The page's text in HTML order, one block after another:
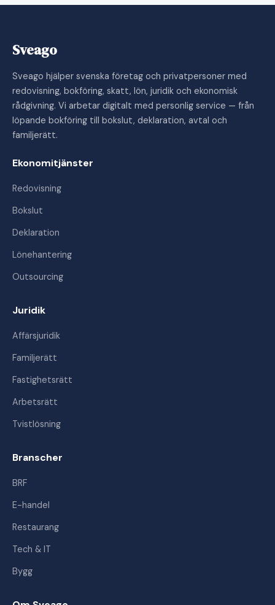
Sveago
Sveago hjälper svenska företag och privatpersoner med
redovisning, bokföring, skatt, lön, juridik och ekonomisk
rådgivning. Vi arbetar digitalt med personlig service — från
löpande bokföring till bokslut, deklaration, avtal och
familjerätt.
Ekonomitjänster
Redovisning
Bokslut
Deklaration
Lönehantering
Outsourcing
Juridik
Affärsjuridik
Familjerätt
Fastighetsrätt
Arbetsrätt
Tvistlösning
Branscher
BRF
E-handel
Restaurang
Tech & IT
Bygg